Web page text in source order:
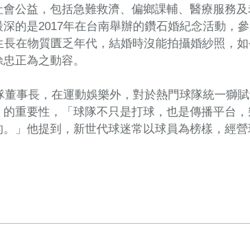
公益，包括急難救濟、偏鄉課輔、醫療服務及
的是2017年在台南舉辦的鑽石婚紀念活動，
在物質匱乏年代，結婚時沒能拍攝婚紗照，
正為之動容。
事長，在運動娛樂外，對於熱門球隊統一獅
重要性，「球隊不只是打球，也是傳播平台
」他提到，新世代球迷常以球員為榜樣，經營